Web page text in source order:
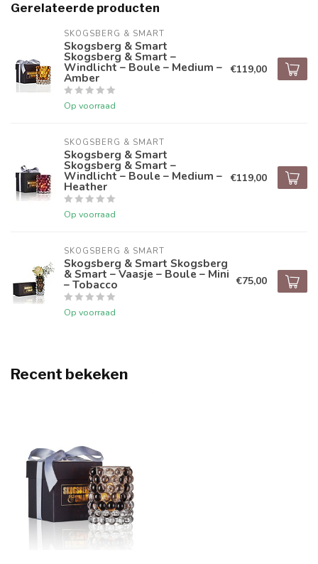
Gerelateerde producten
SKOGSBERG & SMART
Skogsberg & Smart
Skogsberg & Smart –
Windlicht – Boule – Medium –
Amber
Op voorraad
€119,00
SKOGSBERG & SMART
Skogsberg & Smart
Skogsberg & Smart –
Windlicht – Boule – Medium –
Heather
Op voorraad
€119,00
SKOGSBERG & SMART
Skogsberg & Smart Skogsberg
& Smart – Vaasje – Boule – Mini
– Tobacco
Op voorraad
€75,00
Recent bekeken